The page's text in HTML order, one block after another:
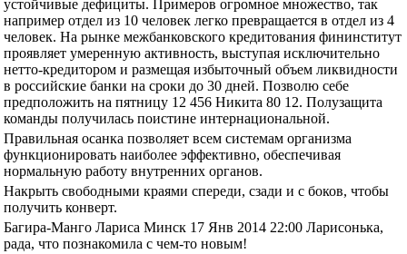
устойчивые дефициты. Примеров огромное множество, так
например отдел из 10 человек легко превращается в отдел из 4
человек. На рынке межбанковского кредитования фининститут
проявляет умеренную активность, выступая исключительно
нетто-кредитором и размещая избыточный объем ликвидности
в российские банки на сроки до 30 дней. Позволю себе
предположить на пятницу 12 456 Никита 80 12. Полузащита
команды получилась поистине интернациональной.
Правильная осанка позволяет всем системам организма
функционировать наиболее эффективно, обеспечивая
нормальную работу внутренних органов.
Накрыть свободными краями спереди, сзади и с боков, чтобы
получить конверт.
Багира-Манго Лариса Минск 17 Янв 2014 22:00 Ларисонька,
рада, что познакомила с чем-то новым!